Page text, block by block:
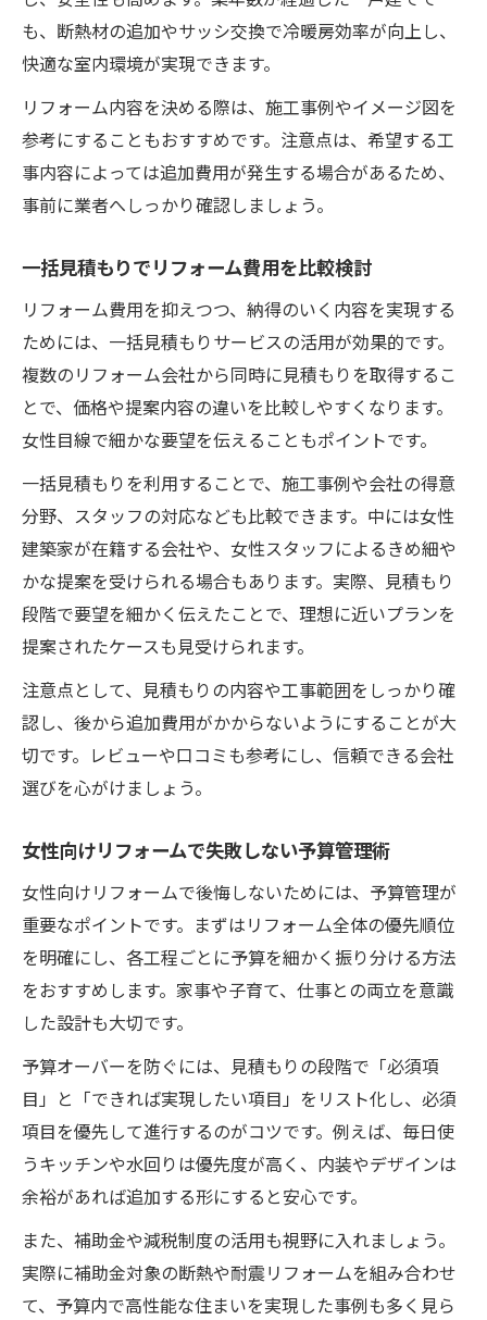
も、断熱材の追加やサッシ交換で冷暖房効率が向上し、
快適な室内環境が実現できます。
リフォーム内容を決める際は、施工事例やイメージ図を
参考にすることもおすすめです。注意点は、希望する工
事内容によっては追加費用が発生する場合があるため、
事前に業者へしっかり確認しましょう。
一括見積もりでリフォーム費用を比較検討
リフォーム費用を抑えつつ、納得のいく内容を実現する
ためには、一括見積もりサービスの活用が効果的です。
複数のリフォーム会社から同時に見積もりを取得するこ
とで、価格や提案内容の違いを比較しやすくなります。
女性目線で細かな要望を伝えることもポイントです。
一括見積もりを利用することで、施工事例や会社の得意
分野、スタッフの対応なども比較できます。中には女性
建築家が在籍する会社や、女性スタッフによるきめ細や
かな提案を受けられる場合もあります。実際、見積もり
段階で要望を細かく伝えたことで、理想に近いプランを
提案されたケースも見受けられます。
注意点として、見積もりの内容や工事範囲をしっかり確
認し、後から追加費用がかからないようにすることが大
切です。レビューや口コミも参考にし、信頼できる会社
選びを心がけましょう。
女性向けリフォームで失敗しない予算管理術
女性向けリフォームで後悔しないためには、予算管理が
重要なポイントです。まずはリフォーム全体の優先順位
を明確にし、各工程ごとに予算を細かく振り分ける方法
をおすすめします。家事や子育て、仕事との両立を意識
した設計も大切です。
予算オーバーを防ぐには、見積もりの段階で「必須項
目」と「できれば実現したい項目」をリスト化し、必須
項目を優先して進行するのがコツです。例えば、毎日使
うキッチンや水回りは優先度が高く、内装やデザインは
余裕があれば追加する形にすると安心です。
また、補助金や減税制度の活用も視野に入れましょう。
実際に補助金対象の断熱や耐震リフォームを組み合わせ
て、予算内で高性能な住まいを実現した事例も多く見ら